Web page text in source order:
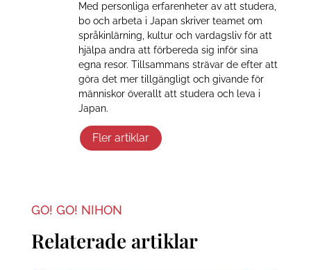
Med personliga erfarenheter av att studera,
bo och arbeta i Japan skriver teamet om
språkinlärning, kultur och vardagsliv för att
hjälpa andra att förbereda sig inför sina
egna resor. Tillsammans strävar de efter att
göra det mer tillgängligt och givande för
människor överallt att studera och leva i
Japan.
Fler artiklar
GO! GO! NIHON
Relaterade artiklar